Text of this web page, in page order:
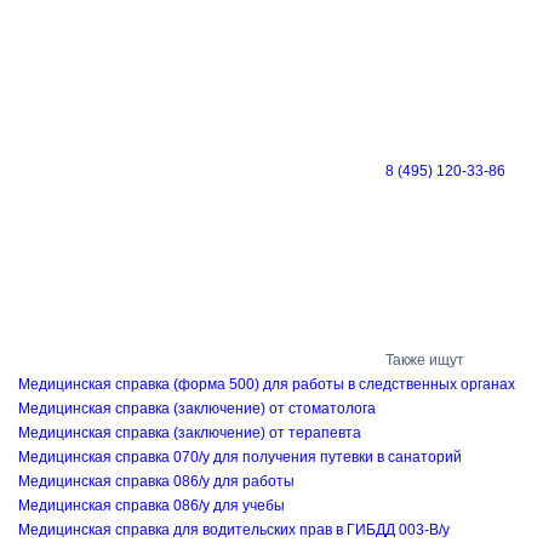
8 (495) 120-33-86
Также ищут
Медицинская cправка (форма 500) для работы в следственных органах
Медицинская справка (заключение) от стоматолога
Медицинская справка (заключение) от терапевта
Медицинская справка 070/у для получения путевки в санаторий
Медицинская справка 086/у для работы
Медицинская справка 086/у для учебы
Медицинская справка для водительских прав в ГИБДД 003-В/у